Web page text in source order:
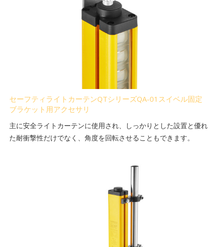
セーフティライトカーテンQTシリーズQA-01スイベル固定
ブラケット用アクセサリ
主に安全ライトカーテンに使用され、しっかりとした設置と優れ
た耐衝撃性だけでなく、角度を回転させることもできます。